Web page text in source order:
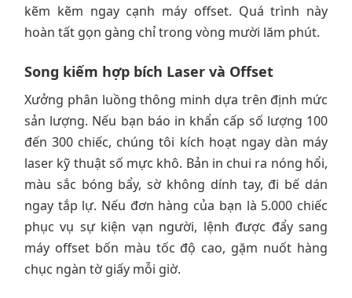
kẽm kẽm ngay cạnh máy offset. Quá trình này
hoàn tất gọn gàng chỉ trong vòng mười lăm phút.
Song kiếm hợp bích Laser và Offset
Xưởng phân luồng thông minh dựa trên định mức
sản lượng. Nếu bạn báo in khẩn cấp số lượng 100
đến 300 chiếc, chúng tôi kích hoạt ngay dàn máy
laser kỹ thuật số mực khô. Bản in chui ra nóng hổi,
màu sắc bóng bẩy, sờ không dính tay, đi bế dán
ngay tắp lự. Nếu đơn hàng của bạn là 5.000 chiếc
phục vụ sự kiện vạn người, lệnh được đẩy sang
máy offset bốn màu tốc độ cao, gặm nuốt hàng
chục ngàn tờ giấy mỗi giờ.